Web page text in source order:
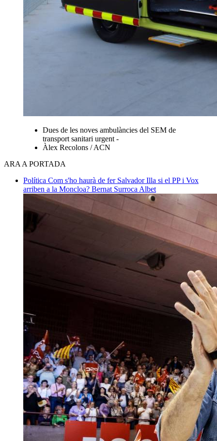
Dues de les noves ambulàncies del SEM de
transport sanitari urgent -
Àlex Recolons / ACN
ARA A PORTADA
Política Com s'ho haurà de fer Salvador Illa si el PP i Vox
arriben a la Moncloa? Bernat Surroca Albet